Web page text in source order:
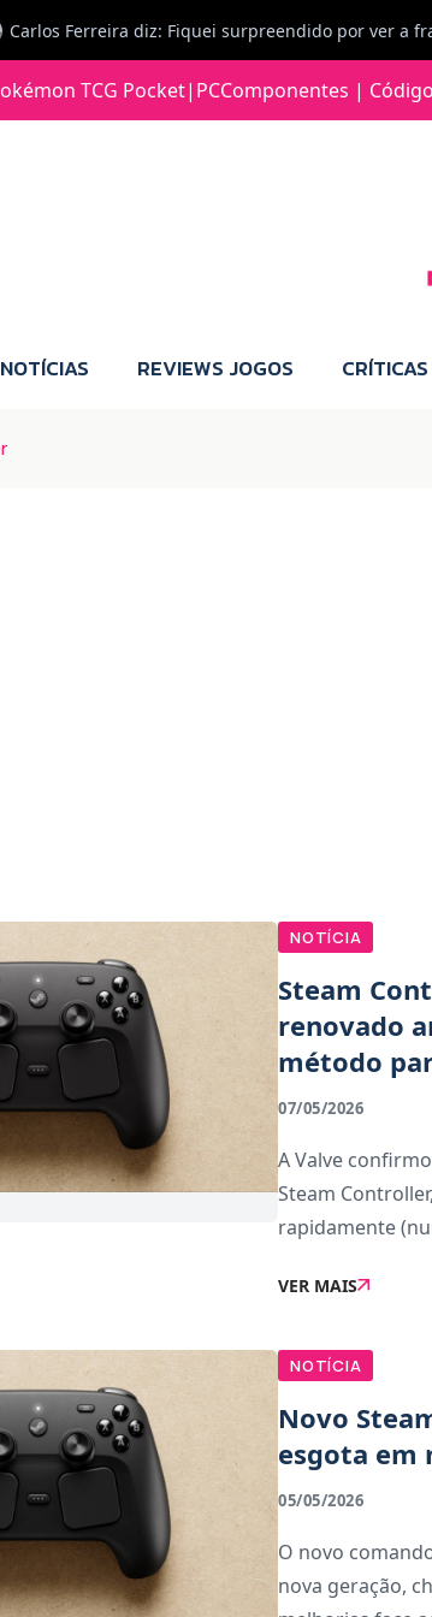
Jonas diz: Estou seriamente com vontade para
TCG Pocket| PCComponentes |
NOTÍCIAS REVIEWS JOGOS
NOTÍCIA
Steam
renovado
método
07/05/2026
A Valve
Steam
rapidamente
controlar os
VER MAIS
NOTÍCIA
Novo
esgota em
05/05/2026
O novo
nova geração,